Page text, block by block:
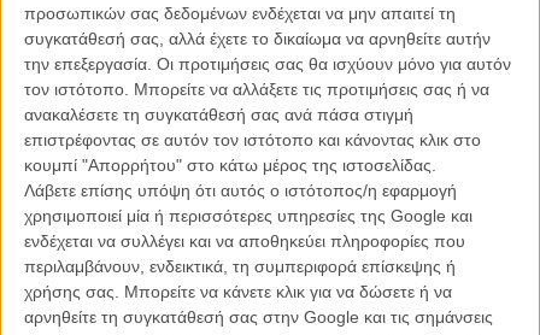
προσωπικών σας δεδομένων ενδέχεται να μην απαιτεί τη
συγκατάθεσή σας, αλλά έχετε το δικαίωμα να αρνηθείτε αυτήν
την επεξεργασία. Οι προτιμήσεις σας θα ισχύουν μόνο για αυτόν
τον ιστότοπο. Μπορείτε να αλλάξετε τις προτιμήσεις σας ή να
ανακαλέσετε τη συγκατάθεσή σας ανά πάσα στιγμή
επιστρέφοντας σε αυτόν τον ιστότοπο και κάνοντας κλικ στο
κουμπί "Απορρήτου" στο κάτω μέρος της ιστοσελίδας.
Λάβετε επίσης υπόψη ότι αυτός ο ιστότοπος/η εφαρμογή
χρησιμοποιεί μία ή περισσότερες υπηρεσίες της Google και
ενδέχεται να συλλέγει και να αποθηκεύει πληροφορίες που
περιλαμβάνουν, ενδεικτικά, τη συμπεριφορά επίσκεψης ή
χρήσης σας. Μπορείτε να κάνετε κλικ για να δώσετε ή να
αρνηθείτε τη συγκατάθεσή σας στην Google και τις σημάνσεις
Η Λιζ Γκάρμπους, συν-σκηνοθέτης του παλαιότερα βραβευμένου
στο Σάντανς ντοκιμαντέρ «The Farm: Angola» και του «The
Execution of Wanda Jean», αποσκοπεί στο να ξεσκεπάσει, για άλλη
μια φορά, τη φιγούρα της Μέριλιν Μονρό από την επίκτητη μάσκα
της διασημότητας και να κρυφοκοιτάξει την αληθινή γυναίκα πίσω
από το μύθο.
Στην ταινία παρουσιάζονται συνεντεύξεις και αρχειακό υλικό με
σημαντικούς ανθρώπους στη ζωή της Μονρό, όπως ο Αρθουρ
Μίλερ, ο Τζο ΝτιΜάτζιο, ο Τρούμαν Καπότε και ο Ελία Καζάν.
Η αγορά της ταινίας από το HBO ανακοινώθηκε μόλις χθες στο
Φεστιβάλ του Τορόντο, άρα σύντομα θα μάθουμε και την